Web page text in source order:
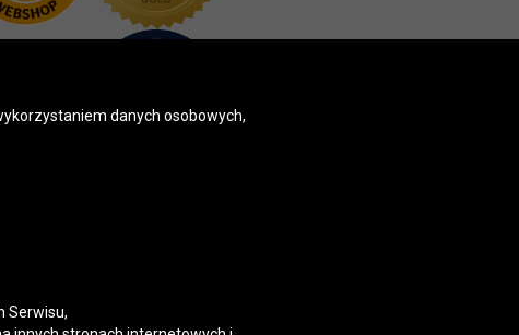
danych osobowych,
Serwisu,